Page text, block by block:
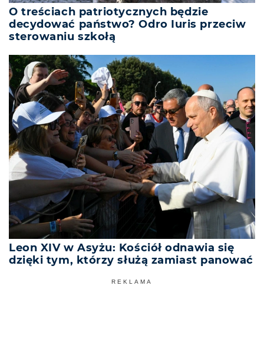
O treściach patriotycznych będzie
decydować państwo? Odro Iuris przeciw
sterowaniu szkołą
Leon XIV w Asyżu: Kościół odnawia się
dzięki tym, którzy służą zamiast panować
REKLAMA